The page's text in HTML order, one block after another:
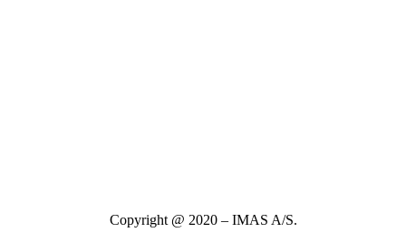
Copyright @ 2020 – IMAS A/S.